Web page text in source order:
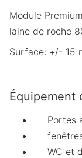
Module
laine de roche
Surface: +/- 15
Équipement
Portes
WC et